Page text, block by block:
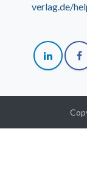
verlag.de/